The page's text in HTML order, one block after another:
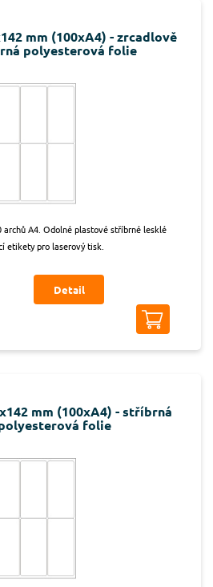
mm (100xA4) - zrcadlově
polyesterová folie
A4. Odolné plastové stříbrné lesklé
etikety pro laserový tisk.
Detail
mm (100xA4) - stříbrná
folie